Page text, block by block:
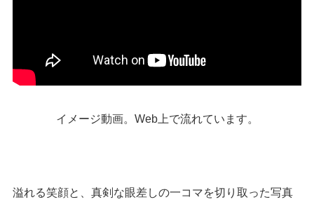
イメージ動画。Web上で流れています。
溢れる笑顔と、真剣な眼差しの一コマを切り取った写真